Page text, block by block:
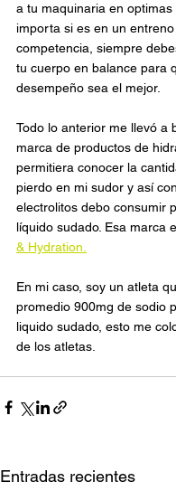
a tu maquinaria en optimas
importa si es en un
competencia, siempre
tu cuerpo en balance para
desempeño sea el mejor.
Todo lo anterior me llevó a
marca de productos de
permitiera conocer la
pierdo en mi sudor y así
electrolitos debo consumir
líquido sudado. Esa marca
& Hydration.
En mi caso, soy un atleta
promedio 900mg de sodio
liquido sudado, esto me
de los atletas.
Entradas recientes